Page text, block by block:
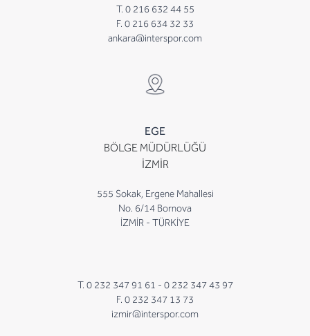
T. 0 216 632 44 55
F. 0 216 634 32 33
ankara@interspor.com
EGE
BÖLGE MÜDÜRLÜĞÜ
İZMİR
555 Sokak, Ergene Mahallesi
No. 6/14 Bornova
İZMİR - TÜRKİYE
T. 0 232 347 91 61 - 0 232 347 43 97
F. 0 232 347 13 73
izmir@interspor.com